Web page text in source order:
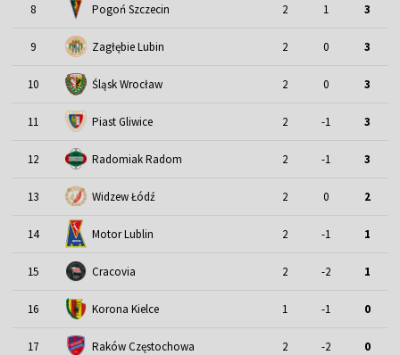
8 Pogoń Szczecin 2 1 3
9 Zagłębie Lubin 2 0 3
10 Śląsk Wrocław 2 0 3
11 Piast Gliwice 2 -1 3
12 Radomiak Radom 2 -1 3
13 Widzew Łódź 2 0 2
14 Motor Lublin 2 -1 1
15 Cracovia 2 -2 1
16 Korona Kielce 1 -1 0
17 Raków Częstochowa 2 -2 0